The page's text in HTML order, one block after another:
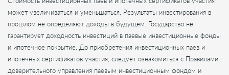
может увеличиваться и уменьшаться. Результаты инвестирования в
прошлом не определяют доходы в будущем. Государство не
гарантирует доходность инвестиций в паевые инвестиционные фонды
и ипотечное покрытие. До приобретения инвестиционных паев и
ипотечных сертификатов участия, следует ознакомиться с Правилами
доверительного управления паевым инвестиционным фондом и